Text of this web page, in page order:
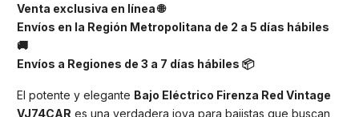
Venta exclusiva en línea 🌐
Envíos en la Región Metropolitana de 2 a 5 días hábiles
🚚
Envíos a Regiones de 3 a 7 días hábiles 📦
El potente y elegante Bajo Eléctrico Firenza Red Vintage
VJ74CAR es una verdadera joya para bajistas que buscan